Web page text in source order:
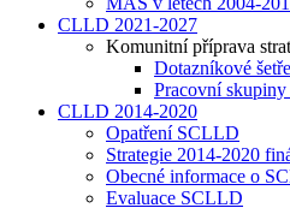
CLLD 2021-2027
Komunitní příprava
Dotazníkové
Pracovní
CLLD 2014-2020
Opatření SCLLD
Strategie 2014-2020
Obecné informace o
Evaluace SCLLD